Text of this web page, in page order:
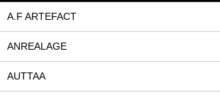
A.F ARTEFACT
ANREALAGE
AUTTAA